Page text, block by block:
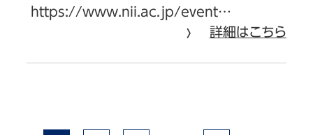
https://www.nii.ac.jp/event…
詳細はこちら